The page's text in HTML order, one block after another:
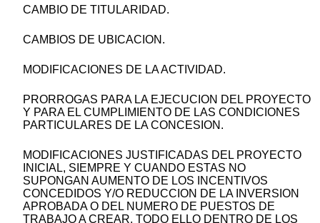
CAMBIO DE TITULARIDAD.
CAMBIOS DE UBICACION.
MODIFICACIONES DE LA ACTIVIDAD.
PRORROGAS PARA LA EJECUCION DEL PROYECTO
Y PARA EL CUMPLIMIENTO DE LAS CONDICIONES
PARTICULARES DE LA CONCESION.
MODIFICACIONES JUSTIFICADAS DEL PROYECTO
INICIAL, SIEMPRE Y CUANDO ESTAS NO
SUPONGAN AUMENTO DE LOS INCENTIVOS
CONCEDIDOS Y/O REDUCCION DE LA INVERSION
APROBADA O DEL NUMERO DE PUESTOS DE
TRABAJO A CREAR, TODO ELLO DENTRO DE LOS